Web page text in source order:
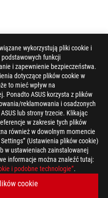
wykorzystują pliki cookie i
funkcji
i zapewnienie bezpieczeństwa.
dotyczące plików cookie w
to mieć wpływ na
Ponadto ASUS korzysta z plików
reklamowania i osadzonych
lub strony trzecie. Klikając
w zakresie tych plików
również w dowolnym momencie
(Ustawienia plików cookie)
w ustawieniach zainstalowanej
informacje można znaleźć tutaj:
i podobne technologie”.
cookie